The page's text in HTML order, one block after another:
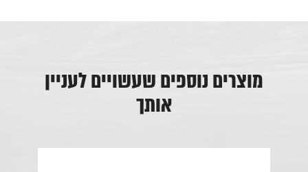
מוצרים נוספים שעשויים לעניין
אותך